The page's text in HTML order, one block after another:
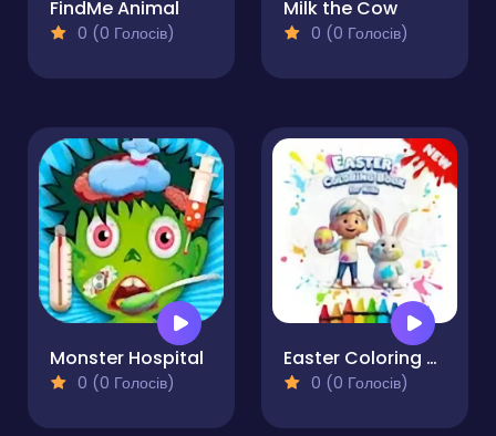
FindMe Animal
0 (0 Голосів)
Milk the Cow
0 (0 Голосів)
Monster Hospital
0 (0 Голосів)
Easter Coloring Book for Kids
0 (0 Голосів)